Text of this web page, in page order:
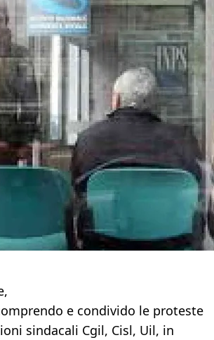
e condivido le proteste
sindacali Cgil, Cisl, Uil, in